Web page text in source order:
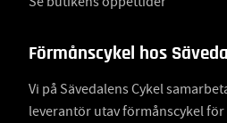
Förmånscykel hos
Vi på Sävedalens Cykel
leverantör utav förmånscykel